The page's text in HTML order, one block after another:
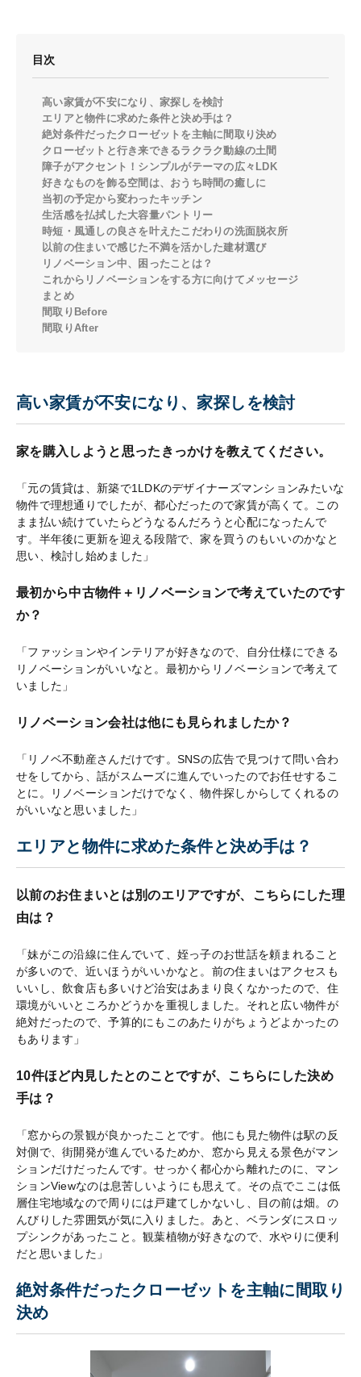
目次
高い家賃が不安になり、家探しを検討
エリアと物件に求めた条件と決め手は？
絶対条件だったクローゼットを主軸に間取り決め
クローゼットと行き来できるラクラク動線の土間
障子がアクセント！シンプルがテーマの広々LDK
好きなものを飾る空間は、おうち時間の癒しに
当初の予定から変わったキッチン
生活感を払拭した大容量パントリー
時短・風通しの良さを叶えたこだわりの洗面脱衣所
以前の住まいで感じた不満を活かした建材選び
リノベーション中、困ったことは？
これからリノベーションをする方に向けてメッセージ
まとめ
間取りBefore
間取りAfter
高い家賃が不安になり、家探しを検討
家を購入しようと思ったきっかけを教えてください。
「元の賃貸は、新築で1LDKのデザイナーズマンションみたいな
物件で理想通りでしたが、都心だったので家賃が高くて。この
まま払い続けていたらどうなるんだろうと心配になったんで
す。半年後に更新を迎える段階で、家を買うのもいいのかなと
思い、検討し始めました」
最初から中古物件＋リノベーションで考えていたのです
か？
「ファッションやインテリアが好きなので、自分仕様にできる
リノベーションがいいなと。最初からリノベーションで考えて
いました」
リノベーション会社は他にも見られましたか？
「リノベ不動産さんだけです。SNSの広告で見つけて問い合わ
せをしてから、話がスムーズに進んでいったのでお任せするこ
とに。リノベーションだけでなく、物件探しからしてくれるの
がいいなと思いました」
エリアと物件に求めた条件と決め手は？
以前のお住まいとは別のエリアですが、こちらにした理
由は？
「妹がこの沿線に住んでいて、姪っ子のお世話を頼まれること
が多いので、近いほうがいいかなと。前の住まいはアクセスも
いいし、飲食店も多いけど治安はあまり良くなかったので、住
環境がいいところかどうかを重視しました。それと広い物件が
絶対だったので、予算的にもこのあたりがちょうどよかったの
もあります」
10件ほど内見したとのことですが、こちらにした決め
手は？
「窓からの景観が良かったことです。他にも見た物件は駅の反
対側で、街開発が進んでいるためか、窓から見える景色がマン
ションだけだったんです。せっかく都心から離れたのに、マン
ションViewなのは息苦しいようにも思えて。その点でここは低
層住宅地域なので周りには戸建てしかないし、目の前は畑。の
んびりした雰囲気が気に入りました。あと、ベランダにスロッ
プシンクがあったこと。観葉植物が好きなので、水やりに便利
だと思いました」
絶対条件だったクローゼットを主軸に間取り
決め